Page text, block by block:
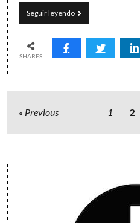
Seguir leyendoEfectividad
sobre
SHARES
Paginación
Previous 1 2
Sidebar